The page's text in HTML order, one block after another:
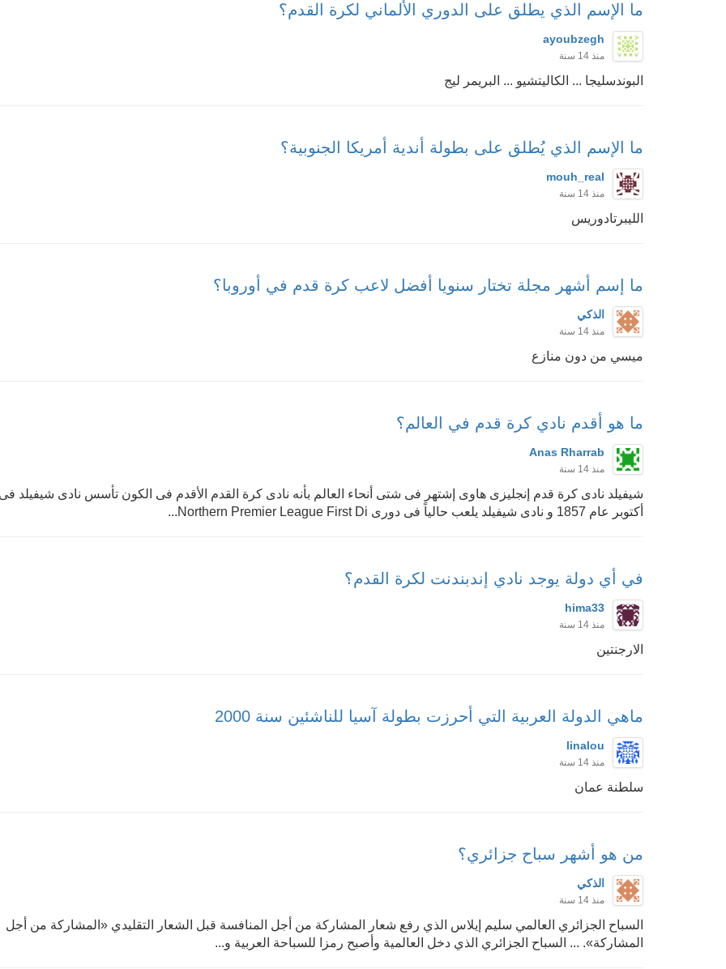
ما الإسم الذي يطلق على الدوري الألماني لكرة القدم؟
ayoubzegh
منذ 14 سنة
البوندسليجا ... الكاليتشيو ... البريمر ليج
ما الإسم الذي يُطلق على بطولة أندية أمريكا الجنوبية؟
mouh_real
منذ 14 سنة
الليبرتادوريس
ما إسم أشهر مجلة تختار سنويا أفضل لاعب كرة قدم في أوروبا؟
الذكي
منذ 14 سنة
ميسي من دون منازع
ما هو أقدم نادي كرة قدم في العالم؟
Anas Rharrab
منذ 14 سنة
أكتوبر عام 1857 و نادى شيفيلد يلعب حالياً فى دورى Northern Premier League First Di...
في أي دولة يوجد نادي إندبندنت لكرة القدم؟
hima33
منذ 14 سنة
الارجنتين
ماهي الدولة العربية التي أحرزت بطولة آسيا للناشئين سنة 2000
linalou
منذ 14 سنة
سلطنة عمان
من هو أشهر سباح جزائري؟
الذكي
منذ 14 سنة
السباح الجزائري العالمي سليم إيلاس الذي رفع شعار المشاركة من أجل المنافسة قبل الشعار التقليدي «المشاركة من أجل
المشاركة». ... السباح الجزائري الذي دخل العالمية وأصبح رمزا للسباحة العربية و...